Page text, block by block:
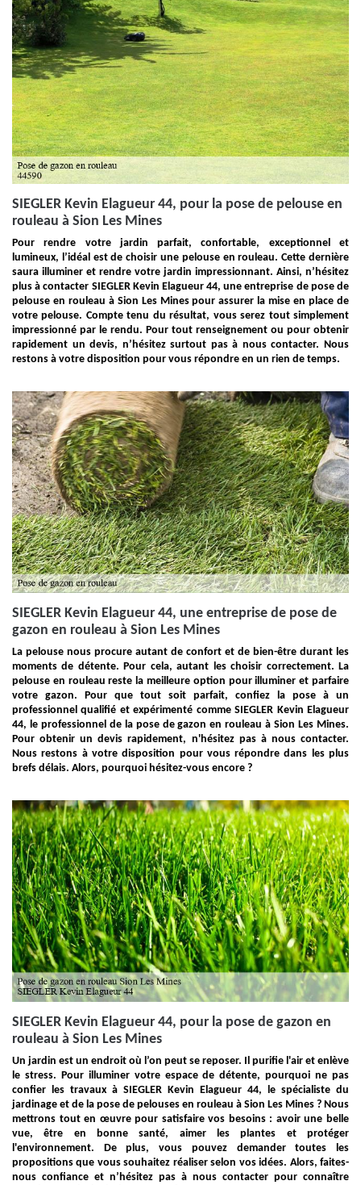
SIEGLER Kevin Elagueur 44, pour la pose de pelouse en
rouleau à Sion Les Mines
Pour rendre votre jardin parfait, confortable, exceptionnel et
lumineux, l’idéal est de choisir une pelouse en rouleau. Cette dernière
saura illuminer et rendre votre jardin impressionnant. Ainsi, n’hésitez
plus à contacter SIEGLER Kevin Elagueur 44, une entreprise de pose de
pelouse en rouleau à Sion Les Mines pour assurer la mise en place de
votre pelouse. Compte tenu du résultat, vous serez tout simplement
impressionné par le rendu. Pour tout renseignement ou pour obtenir
rapidement un devis, n’hésitez surtout pas à nous contacter. Nous
restons à votre disposition pour vous répondre en un rien de temps.
SIEGLER Kevin Elagueur 44, une entreprise de pose de
gazon en rouleau à Sion Les Mines
La pelouse nous procure autant de confort et de bien-être durant les
moments de détente. Pour cela, autant les choisir correctement. La
pelouse en rouleau reste la meilleure option pour illuminer et parfaire
votre gazon. Pour que tout soit parfait, confiez la pose à un
professionnel qualifié et expérimenté comme SIEGLER Kevin Elagueur
44, le professionnel de la pose de gazon en rouleau à Sion Les Mines.
Pour obtenir un devis rapidement, n'hésitez pas à nous contacter.
Nous restons à votre disposition pour vous répondre dans les plus
brefs délais. Alors, pourquoi hésitez-vous encore ?
SIEGLER Kevin Elagueur 44, pour la pose de gazon en
rouleau à Sion Les Mines
Un jardin est un endroit où l’on peut se reposer. Il purifie l'air et enlève
le stress. Pour illuminer votre espace de détente, pourquoi ne pas
confier les travaux à SIEGLER Kevin Elagueur 44, le spécialiste du
jardinage et de la pose de pelouses en rouleau à Sion Les Mines ? Nous
mettrons tout en œuvre pour satisfaire vos besoins : avoir une belle
vue, être en bonne santé, aimer les plantes et protéger
l'environnement. De plus, vous pouvez demander toutes les
propositions que vous souhaitez réaliser selon vos idées. Alors, faites-
nous confiance et n’hésitez pas à nous contacter pour connaître